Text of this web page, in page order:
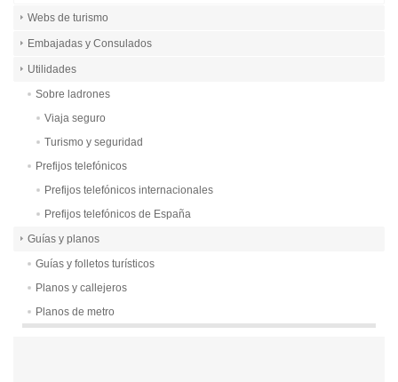
Webs de turismo
Embajadas y Consulados
Utilidades
Sobre ladrones
Viaja seguro
Turismo y seguridad
Prefijos telefónicos
Prefijos telefónicos internacionales
Prefijos telefónicos de España
Guías y planos
Guías y folletos turísticos
Planos y callejeros
Planos de metro